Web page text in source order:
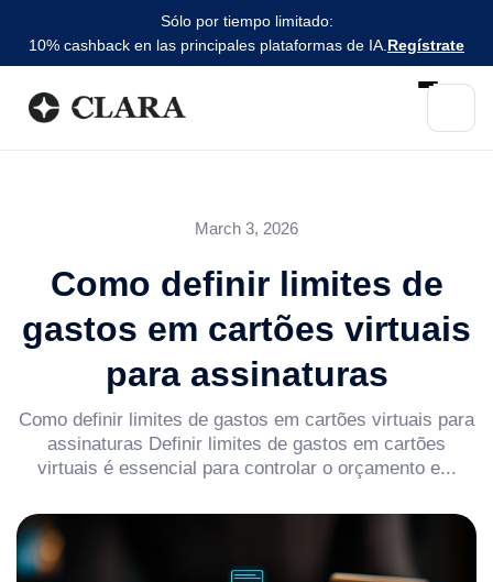
Sólo por tiempo limitado:
10% cashback en las principales plataformas de IA. Regístrate
March 3, 2026
Como definir limites de
gastos em cartões virtuais
para assinaturas
Como definir limites de gastos em cartões virtuais para
assinaturas Definir limites de gastos em cartões
virtuais é essencial para controlar o orçamento e...